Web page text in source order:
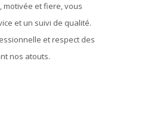
motivée et fiere, vous
et un suivi de qualité.
et respect des
nos atouts.